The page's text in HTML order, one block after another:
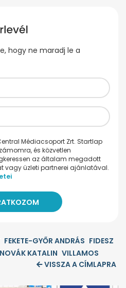
hogy ne maradj le a
Médiacsoport Zrt. Startlap
és közvetlen
az általam megadott
vagy üzleti partnerei ajánlatával.
FEKETE-GYŐR ANDRÁS FIDESZ
NOVÁK KATALIN VILLAMOS
VISSZA A CÍMLAPRA